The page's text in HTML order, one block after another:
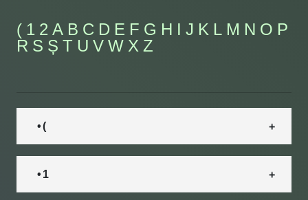
( 1 2 A B C D E F G H I J K L M N O P
R S Ș T U V W X Z
• (
• 1